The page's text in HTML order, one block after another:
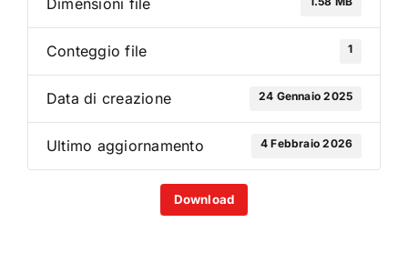
Conteggio file 1
Data di creazione 24 Gennaio 2025
Ultimo aggiornamento 4 Febbraio 2026
Download